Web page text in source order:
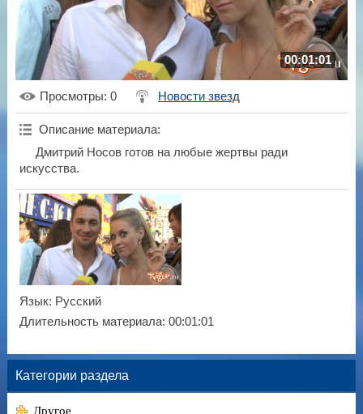
00:01:01
Просмотры: 0 Новости звезд
Описание материала:
Дмитрий Носов готов на любые жертвы ради
искусства.
Язык: Русский
Длительность материала: 00:01:01
Категории раздела
Другое